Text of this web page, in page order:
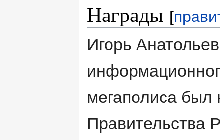
Награды [
Игорь
мегаполиса
Правительства